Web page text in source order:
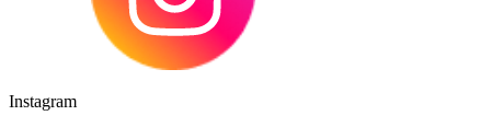
Instagram